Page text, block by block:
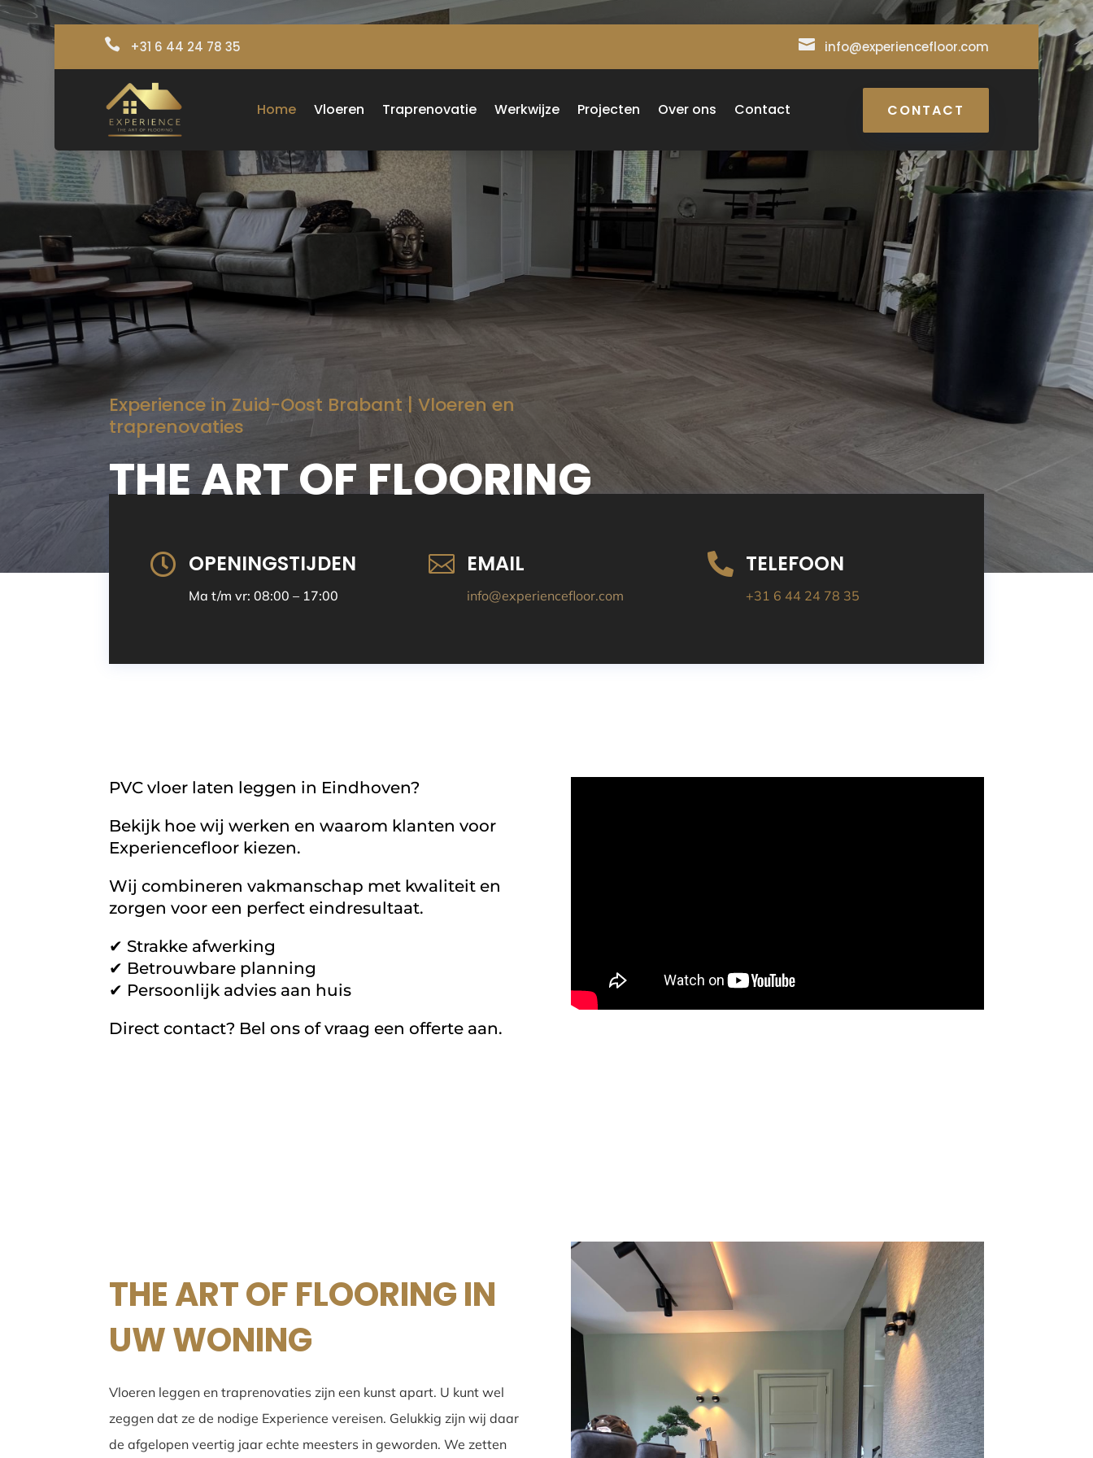
 +31 6 44 24 78 35  info@experiencefloor.com
Home Vloeren Traprenovatie Werkwijze Projecten Over ons Contact CONTACT
Experience in Zuid-Oost Brabant | Vloeren en
traprenovaties
THE ART OF FLOORING
 OPENINGSTIJDEN
Ma t/m vr: 08:00 – 17:00
 EMAIL
info@experiencefloor.com
 TELEFOON
+31 6 44 24 78 35
PVC vloer laten leggen in Eindhoven?
Bekijk hoe wij werken en waarom klanten voor
Experiencefloor kiezen.
Wij combineren vakmanschap met kwaliteit en
zorgen voor een perfect eindresultaat.
✔ Strakke afwerking
✔ Betrouwbare planning
✔ Persoonlijk advies aan huis
Direct contact? Bel ons of vraag een offerte aan.
THE ART OF FLOORING IN
UW WONING
Vloeren leggen en traprenovaties zijn een kunst apart. U kunt wel
zeggen dat ze de nodige Experience vereisen. Gelukkig zijn wij daar
de afgelopen veertig jaar echte meesters in geworden. We zetten